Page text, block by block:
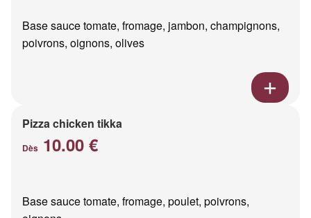
Base sauce tomate, fromage, jambon, champignons,
poivrons, oignons, olives
Pizza chicken tikka
Dès 10.00 €
Base sauce tomate, fromage, poulet, poivrons,